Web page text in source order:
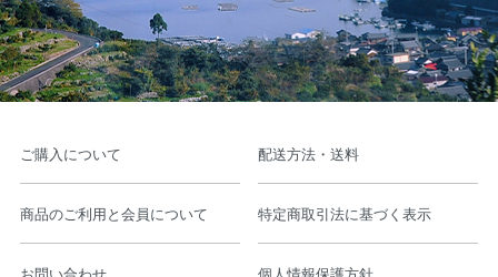
ご購入について 配送方法・送料
商品のご利用と会員について 特定商取引法に基づく表示